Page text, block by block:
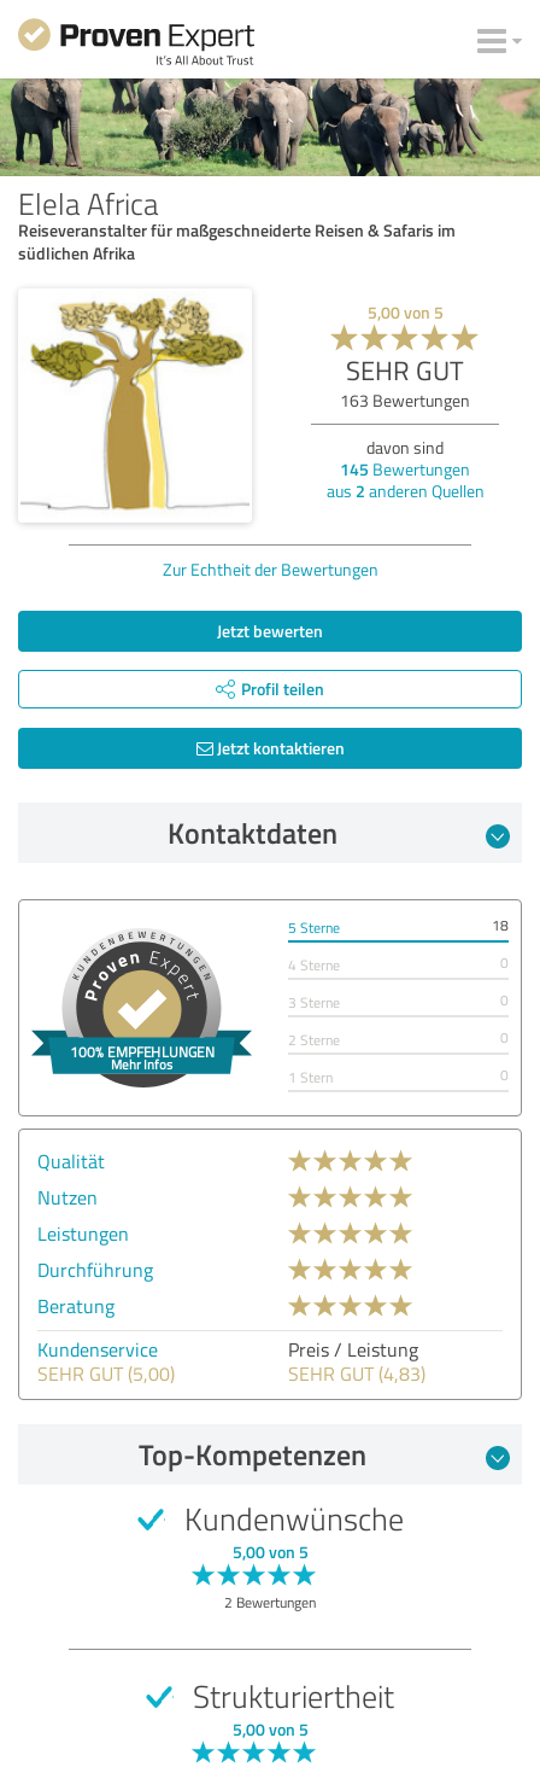
Elela Africa
Reiseveranstalter für maßgeschneiderte Reisen & Safaris im
südlichen Afrika
5,00von 5
SEHR GUT
163 Bewertungen
davon sind
145 Bewertungen
aus 2 anderen Quellen
Zur Echtheit der Bewertungen
Jetzt bewerten
Profil teilen
Jetzt kontaktieren
Kontaktdaten
5 Sterne
18
4 Sterne
0
3 Sterne
0
2 Sterne
0
1 Stern
0
Qualität
Nutzen
Leistungen
Durchführung
Beratung
Kundenservice
SEHR GUT (5,00)
Preis / Leistung
SEHR GUT (4,83)
Top-Kompetenzen
Kundenwünsche
5,00 von 5
2 Bewertungen
Strukturiertheit
5,00 von 5